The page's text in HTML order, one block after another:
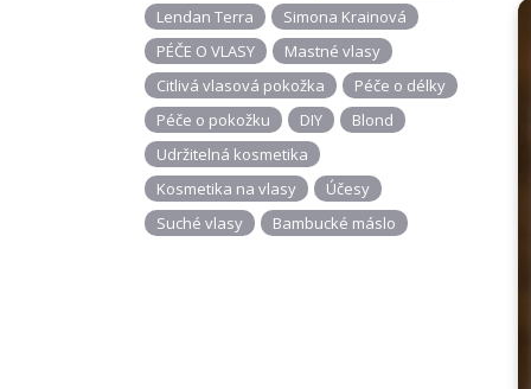
Lendan Terra
Simona Krainová
PÉČE O VLASY
Mastné vlasy
Citlivá vlasová pokožka
Péče o délky
Péče o pokožku
DIY
Blond
Udržitelná kosmetika
Kosmetika na vlasy
Účesy
Suché vlasy
Bambucké máslo